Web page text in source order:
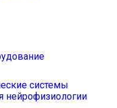
системы
нейрофизиологии